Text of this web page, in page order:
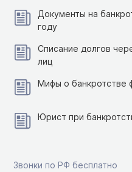
Документы на
году
Списание долгов
лиц
Мифы о банкротстве
Юрист при
Звонки по РФ бесплатно